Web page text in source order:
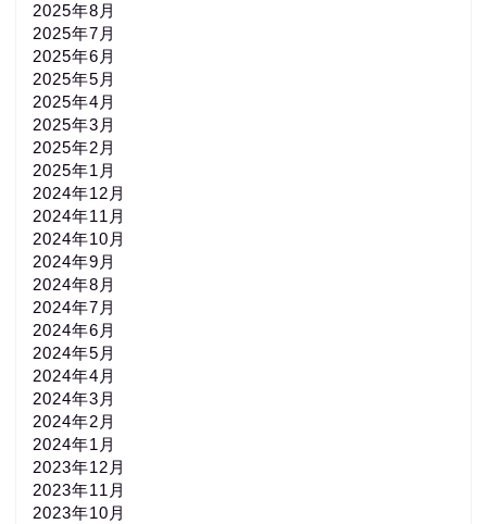
2025年8月
2025年7月
2025年6月
2025年5月
2025年4月
2025年3月
2025年2月
2025年1月
2024年12月
2024年11月
2024年10月
2024年9月
2024年8月
2024年7月
2024年6月
2024年5月
2024年4月
2024年3月
2024年2月
2024年1月
2023年12月
2023年11月
2023年10月